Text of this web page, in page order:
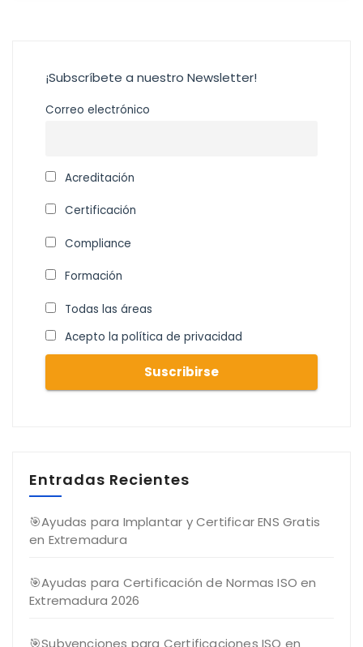
¡Subscríbete a nuestro Newsletter!
Correo electrónico
Acreditación
Certificación
Compliance
Formación
Todas las áreas
Acepto la política de privacidad
Entradas Recientes
🎯Ayudas para Implantar y Certificar ENS Gratis
en Extremadura
🎯Ayudas para Certificación de Normas ISO en
Extremadura 2026
🎯Subvenciones para Certificaciones ISO en